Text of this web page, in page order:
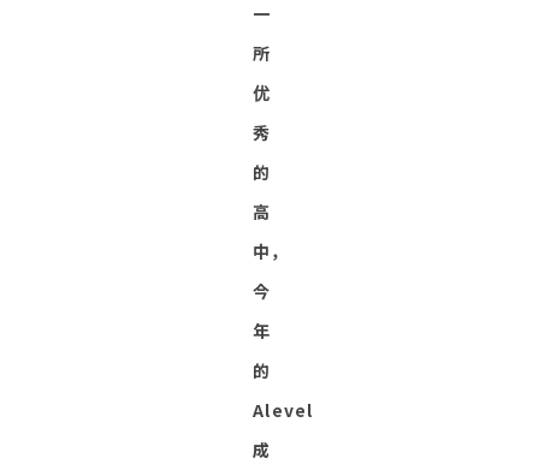
一
所
优
秀
的
高
中，
今
年
的
Alevel
成